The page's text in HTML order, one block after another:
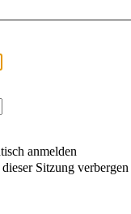
anmelden
Sitzung verbergen